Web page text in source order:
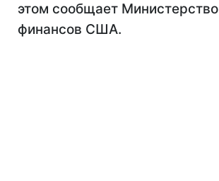
этом сообщает Министерство
финансов США.